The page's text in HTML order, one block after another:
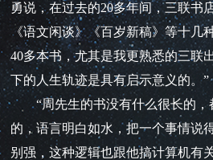
勇说，在过去的20多年间，三联书
《语文闲谈》《百岁新稿》等十几
40多本书，尤其是我更熟悉的三联
下的人生轨迹是具有启示意义的。”
“周先生的书没有什么很长的，
的，语言明白如水，把一个事情说
别强，这种逻辑也跟他搞计算机有